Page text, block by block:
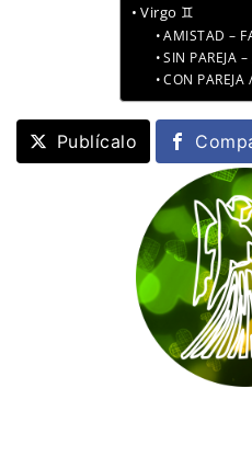
Virgo ♊
AMISTAD –
SIN PAREJA
CON
Publícalo